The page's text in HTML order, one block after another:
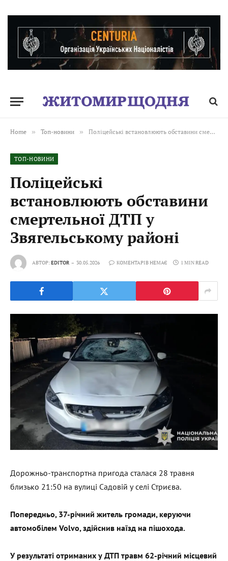
Home » Топ-новини » Поліцейські встановлюють обставини смертельної ДТП у Звягельському районі
ТОП-НОВИНИ
Поліцейські
встановлюють обставини
смертельної ДТП у
Звягельському районі
АВТОР:EDITOR 30.05.2026 КОМЕНТАРІВ НЕМАЄ 1 MIN READ
Дорожньо-транспортна пригода сталася 28 травня
близько 21:50 на вулиці Садовій у селі Стриєва.
Попередньо, 37-річний житель громади, керуючи
автомобілем Volvo, здійснив наїзд на пішохода.
У результаті отриманих у ДТП травм 62-річний місцевий